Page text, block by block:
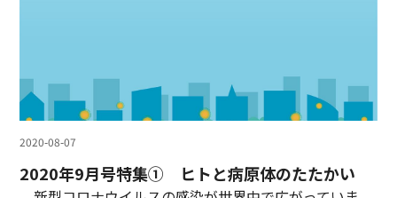
2020-08-07
2020年9月号特集① ヒトと病原体のたたかい